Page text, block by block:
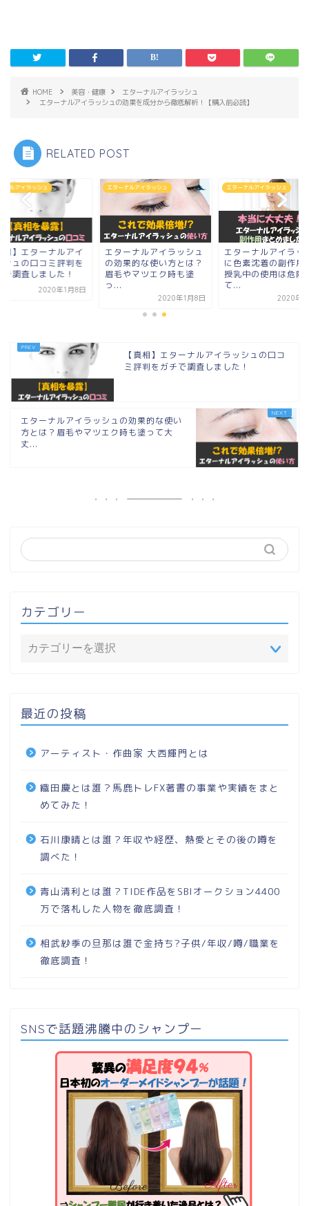
HOME 美容・健康
エターナルアイラッシュ
エターナルアイラッシュの効果を成分から徹底解析！【購入前必読】
RELATED POST
ナルアイラッシュ
相】エターナルアイ
シュの口コミ評判を
で調査しました！
2020年1月8日
エターナルアイラッシュ
エターナルアイラッシュ
の効果的な使い方とは？
眉毛やマツエク時も塗
っ...
2020年1月8日
エターナルアイラッシュ
エターナルアイラッ
に色素沈着の副作用
授乳中の使用は危険
て...
2020年1
【真相】エターナルアイラッシュの口コ
ミ評判をガチで調査しました！
エターナルアイラッシュの効果的な使い
方とは？眉毛やマツエク時も塗って大
丈...
カテゴリー
最近の投稿
アーティスト・作曲家 大西輝門とは
織田慶とは誰？馬鹿トレFX著書の事業や実績をまと
めてみた！
石川康晴とは誰？年収や経歴、熱愛とその後の噂を
調べた！
青山清利とは誰？TIDE作品をSBIオークション4400
万で落札した人物を徹底調査！
相武紗季の旦那は誰で金持ち?子供/年収/噂/職業を
徹底調査！
SNSで話題沸騰中のシャンプー